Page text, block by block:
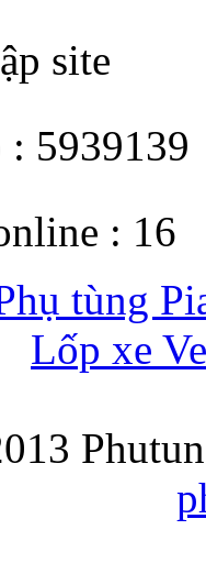
site
5939139
: 16
tùng
Lốp xe